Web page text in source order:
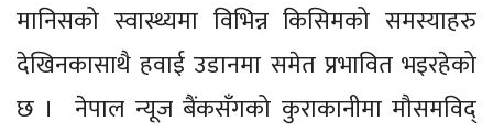
मानिसको स्वास्थ्यमा विभिन्न किसिमको समस्याहरु
देखिनकासाथै हवाई उडानमा समेत प्रभावित भइरहेको
छ । नेपाल न्यूज बैंकसँगको कुराकानीमा मौसमविद्